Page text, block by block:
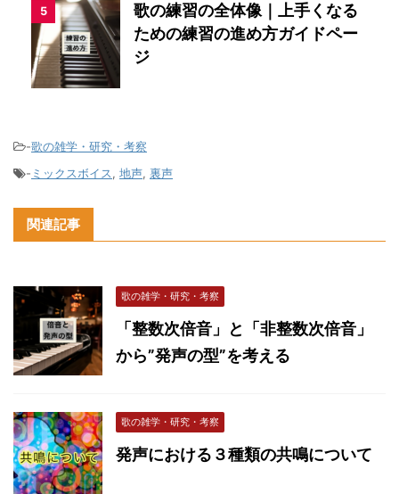
5
歌の練習の全体像｜上手くなる
ための練習の進め方ガイドペー
ジ
-歌の雑学・研究・考察
- ミックスボイス, 地声, 裏声
関連記事
歌の雑学・研究・考察
「整数次倍音」と「非整数次倍音」
から”発声の型”を考える
歌の雑学・研究・考察
発声における３種類の共鳴について